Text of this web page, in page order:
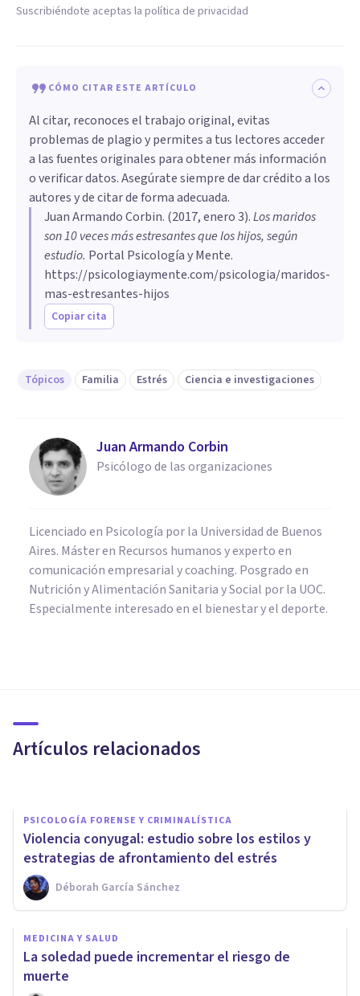
Suscribiéndote aceptas la política de privacidad
CÓMO CITAR ESTE ARTÍCULO
Al citar, reconoces el trabajo original, evitas
problemas de plagio y permites a tus lectores acceder
a las fuentes originales para obtener más información
o verificar datos. Asegúrate siempre de dar crédito a los
autores y de citar de forma adecuada.
Juan Armando Corbin. (2017, enero 3).​Los maridos
son 10 veces más estresantes que los hijos, según
estudio. Portal Psicología y Mente.
https://psicologiaymente.com/psicologia/maridos-
mas-estresantes-hijos
Copiar cita
Tópicos Familia Estrés Ciencia e investigaciones
Juan Armando Corbin
Psicólogo de las organizaciones
Licenciado en Psicología por la Universidad de Buenos
Aires. Máster en Recursos humanos y experto en
comunicación empresarial y coaching. Posgrado en
Nutrición y Alimentación Sanitaria y Social por la UOC.
Especialmente interesado en el bienestar y el deporte.
Artículos relacionados
en los hijos, según estudio
PSICOLOGÍA FORENSE Y CRIMINALÍSTICA
​Violencia conyugal: estudio sobre los estilos y
estrategias de afrontamiento del estrés
Déborah García Sánchez
MEDICINA Y SALUD
​La soledad puede incrementar el riesgo de
muerte
Los 5 tipos de Felicidad, y
cómo alcanzar este estado